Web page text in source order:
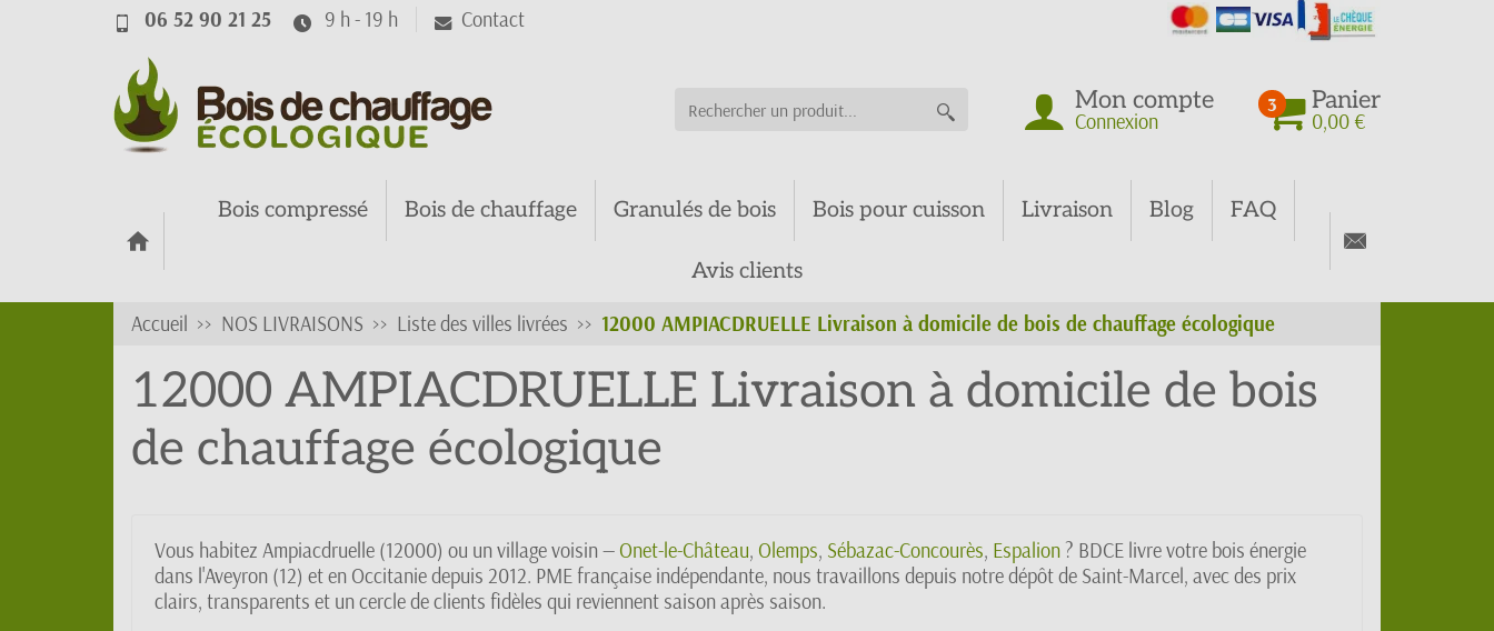
06 52 90 21 25 9 h - 19 h Contact
Mon compte
Connexion
3 Panier
0,00 €
Bois compressé Bois de chauffage Granulés de bois Bois pour cuisson Livraison Blog FAQ
Avis clients
Accueil NOS LIVRAISONS Liste des villes livrées 12000 AMPIACDRUELLE Livraison à domicile de bois de chauffage écologique
12000 AMPIACDRUELLE Livraison à domicile de bois
de chauffage écologique
Vous habitez Ampiacdruelle (12000) ou un village voisin —Onet-le-Château, Olemps, Sébazac-Concourès, Espalion? BDCE livre votre bois énergie
dans l'Aveyron (12) et en Occitanie depuis 2012. PME française indépendante, nous travaillons depuis notre dépôt de Saint-Marcel, avec des prix
clairs, transparents et un cercle de clients fidèles qui reviennent saison après saison.